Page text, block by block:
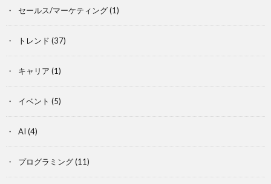
セールス/マーケティング(1)
トレンド (37)
キャリア (1)
イベント (5)
AI (4)
プログラミング(11)